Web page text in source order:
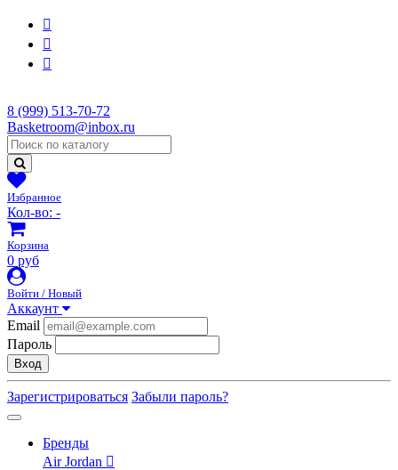
8 (999) 513-70-72
Basketroom@inbox.ru
Избранное
Кол-во: -
Корзина
0 руб
Войти / Новый
Аккаунт
Email
Пароль
Вход
Зарегистрироваться Забыли пароль?
Бренды
Air Jordan